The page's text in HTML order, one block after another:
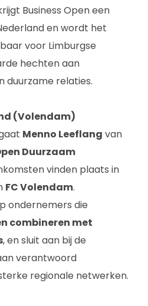
Business Open een
en wordt het
voor Limburgse
hechten aan
duurzame relaties.
(Volendam)
Menno Leeflang van
Duurzaam
vinden plaats in
FC Volendam.
ondernemers die
combineren met
, en sluit aan bij de
verantwoord
regionale netwerken.